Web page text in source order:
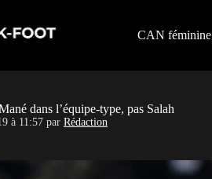
CAN féminine
dans l’équipe-type, pas Salah
à 11:57 par Rédaction